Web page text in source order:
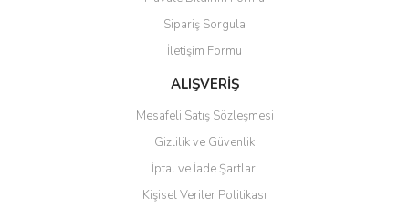
Ürün bilgilerinde hatalar bulunuyor.
Ürün fiyatı diğer sitelerden daha pahalı.
Bu ürüne benzer farklı alternatifler olmalı.
Gönder
Sipariş Sorgula
İletişim Formu
ALIŞVERİŞ
Mesafeli Satış Sözleşmesi
Gizlilik ve Güvenlik
İptal ve İade Şartları
Kişisel Veriler Politikası